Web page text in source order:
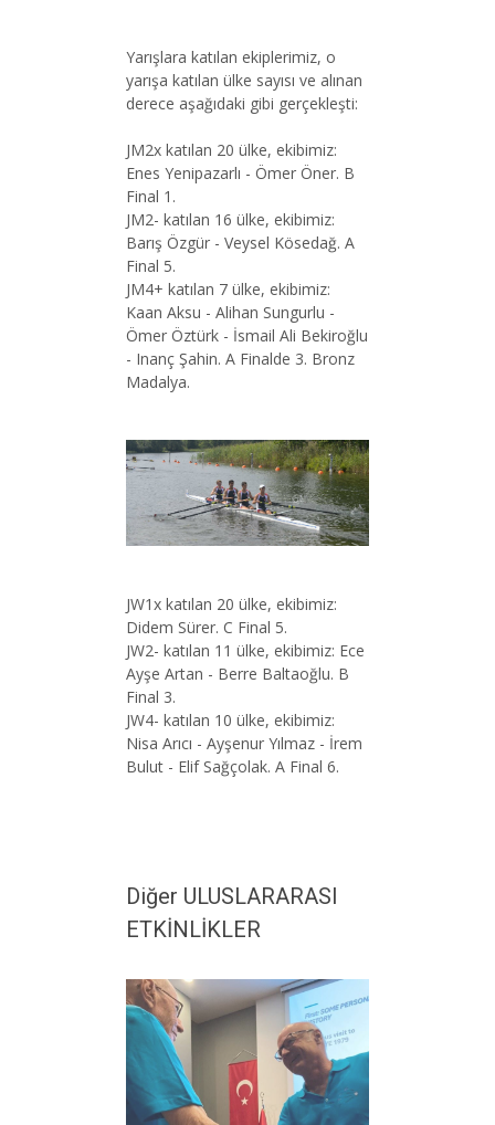
Yarışlara katılan ekiplerimiz, o
yarışa katılan ülke sayısı ve alınan
derece aşağıdaki gibi gerçekleşti:
JM2x katılan 20 ülke, ekibimiz:
Enes Yenipazarlı - Ömer Öner. B
Final 1.
JM2- katılan 16 ülke, ekibimiz:
Barış Özgür - Veysel Kösedağ. A
Final 5.
JM4+ katılan 7 ülke, ekibimiz:
Kaan Aksu - Alihan Sungurlu -
Ömer Öztürk - İsmail Ali Bekiroğlu
- Inanç Şahin. A Finalde 3. Bronz
Madalya.
JW1x katılan 20 ülke, ekibimiz:
Didem Sürer. C Final 5.
JW2- katılan 11 ülke, ekibimiz: Ece
Ayşe Artan - Berre Baltaoğlu. B
Final 3.
JW4- katılan 10 ülke, ekibimiz:
Nisa Arıcı - Ayşenur Yılmaz - İrem
Bulut - Elif Sağçolak. A Final 6.
Diğer ULUSLARARASI
ETKİNLİKLER